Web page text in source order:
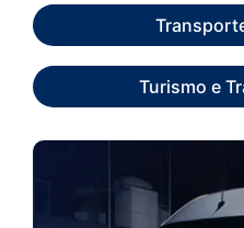
Turismo e